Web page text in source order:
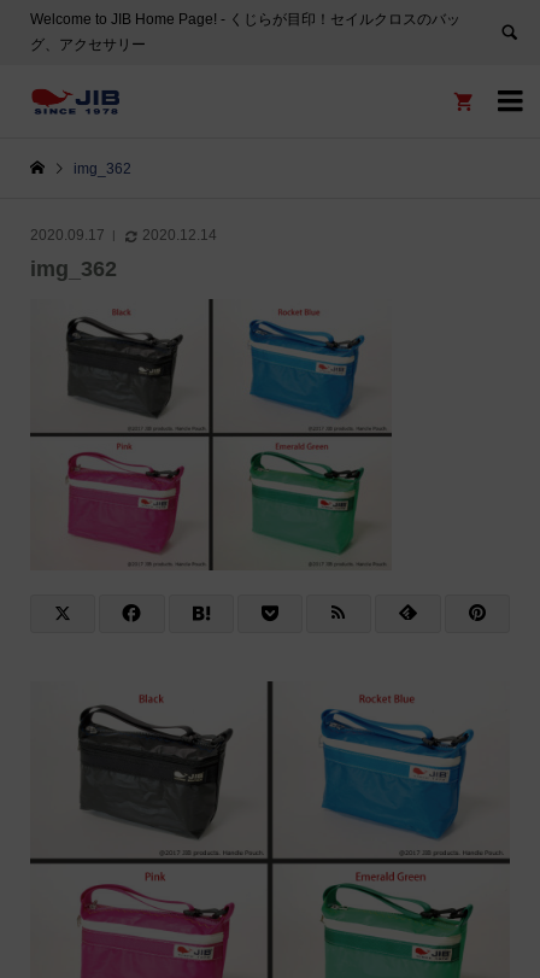
Welcome to JIB Home Page! ‐ くじらが目印！セイルクロスのバッ
グ、アクセサリー


img_362
2020.09.17 2020.12.14
img_362